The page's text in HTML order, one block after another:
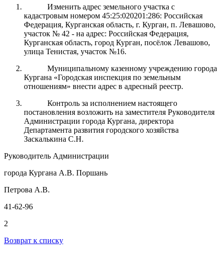
Изменить адрес земельного участка с
кадастровым номером 45:25:020201:286: Российская
Федерация, Курганская область, г. Курган, п. Левашово,
участок № 42 - на адрес: Российская Федерация,
Курганская область, город Курган, посёлок Левашово,
улица Тенистая, участок №16.
Муниципальному казенному учреждению города
Кургана «Городская инспекция по земельным
отношениям» внести адрес в адресный реестр.
Контроль за исполнением настоящего
постановления возложить на заместителя Руководителя
Администрации города Кургана, директора
Департамента развития городского хозяйства
Заскалькина С.Н.
Руководитель Администрации
города Кургана А.В. Поршань
Петрова А.В.
41-62-96
2
Возврат к списку